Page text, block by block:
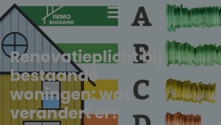
Renovatieplicht bij
bestaande
woningen: wat
verandert er?